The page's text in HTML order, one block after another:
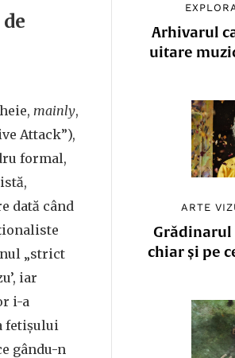
Arhivarul
uitare
ARTE
chiar și pe
de
mainly,
Attack”),
formal,
dată când
„strict
iar
i-a
fetișului
gându-n